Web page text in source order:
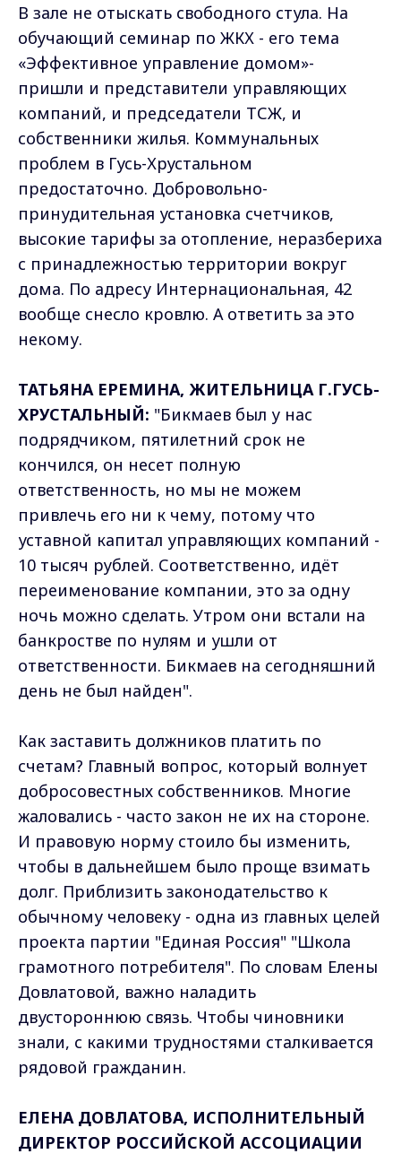
В зале не отыскать свободного стула. На
обучающий семинар по ЖКХ - его тема
«Эффективное управление домом»-
пришли и представители управляющих
компаний, и председатели ТСЖ, и
собственники жилья. Коммунальных
проблем в Гусь-Хрустальном
предостаточно. Добровольно-
принудительная установка счетчиков,
высокие тарифы за отопление, неразбериха
с принадлежностью территории вокруг
дома. По адресу Интернациональная, 42
вообще снесло кровлю. А ответить за это
некому.
ТАТЬЯНА ЕРЕМИНА, ЖИТЕЛЬНИЦА Г.ГУСЬ-
ХРУСТАЛЬНЫЙ: "Бикмаев был у нас
подрядчиком, пятилетний срок не
кончился, он несет полную
ответственность, но мы не можем
привлечь его ни к чему, потому что
уставной капитал управляющих компаний -
10 тысяч рублей. Соответственно, идёт
переименование компании, это за одну
ночь можно сделать. Утром они встали на
банкростве по нулям и ушли от
ответственности. Бикмаев на сегодняшний
день не был найден".
Как заставить должников платить по
счетам? Главный вопрос, который волнует
добросовестных собственников. Многие
жаловались - часто закон не их на стороне.
И правовую норму стоило бы изменить,
чтобы в дальнейшем было проще взимать
долг. Приблизить законодательство к
обычному человеку - одна из главных целей
проекта партии "Единая Россия" "Школа
грамотного потребителя". По словам Елены
Довлатовой, важно наладить
двустороннюю связь. Чтобы чиновники
знали, с какими трудностями сталкивается
рядовой гражданин.
ЕЛЕНА ДОВЛАТОВА, ИСПОЛНИТЕЛЬНЫЙ
ДИРЕКТОР РОССИЙСКОЙ АССОЦИАЦИИ